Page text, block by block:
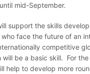
mid-September.
support the skills
face the future of an
competitive
will be a basic skill. For
help to develop more